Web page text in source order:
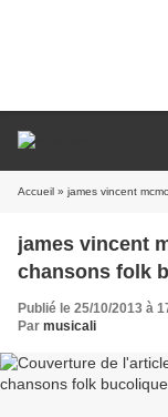
Accueil » james vincent
james vincent
chansons folk
Publié le 25/10/2013 à
Par musicali